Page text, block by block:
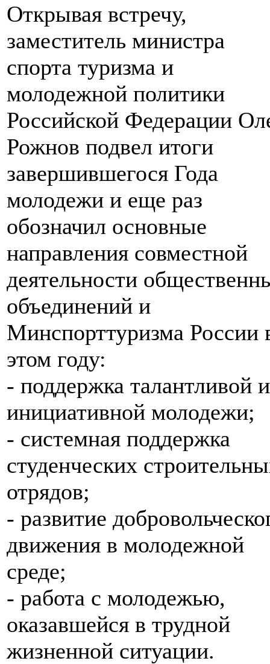
Открывая встречу,
заместитель министра
спорта туризма и
молодежной политики
Российской Федерации
Рожнов подвел итоги
завершившегося Года
молодежи и еще раз
обозначил основные
направления совместной
деятельности
объединений и
Минспорттуризма России
этом году:
- поддержка талантливой и
инициативной молодежи;
- системная поддержка
студенческих
отрядов;
- развитие
движения в молодежной
среде;
- работа с молодежью,
оказавшейся в трудной
жизненной ситуации.